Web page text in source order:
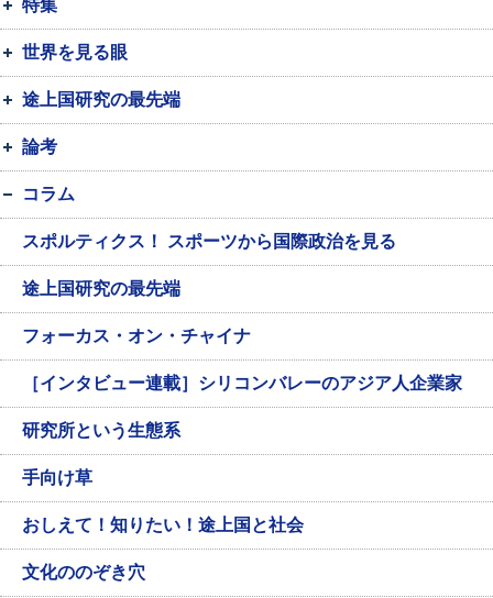
特集
世界を見る眼
途上国研究の最先端
論考
コラム
スポルティクス！ スポーツから国際政治を見る
途上国研究の最先端
フォーカス・オン・チャイナ
［インタビュー連載］シリコンバレーのアジア人企業家
研究所という生態系
手向け草
おしえて！知りたい！途上国と社会
文化ののぞき穴